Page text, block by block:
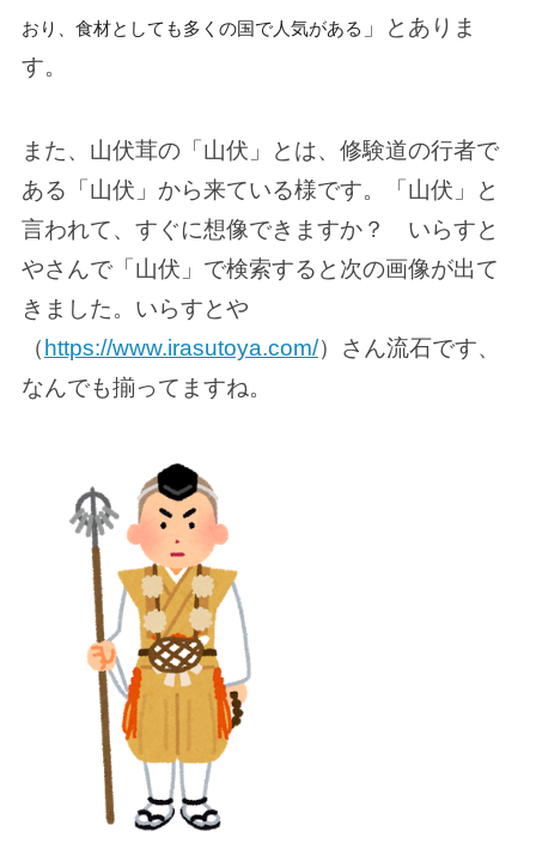
おり、食材としても多くの国で人気がある 」とありま
す。
また、山伏茸の「山伏」とは、修験道の行者で
ある「山伏」から来ている様です。「山伏」と
言われて、すぐに想像できますか？ いらすと
やさんで「山伏」で検索すると次の画像が出て
きました。いらすとや
（ https://www.irasutoya.com/）さん流石です、
なんでも揃ってますね。